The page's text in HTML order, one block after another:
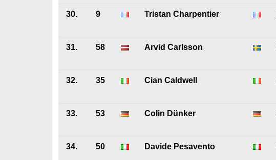
30. 9 Tristan Charpentier
31. 58 Arvid Carlsson
32. 35 Cian Caldwell
33. 53 Colin Dünker
34. 50 Davide Pesavento